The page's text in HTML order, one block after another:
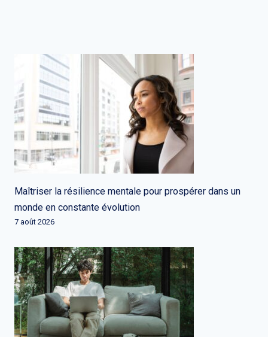
Maîtriser la résilience mentale pour prospérer dans un
monde en constante évolution
7 août 2026